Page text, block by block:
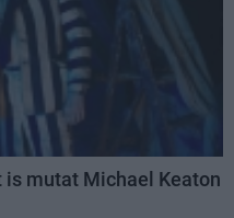
is mutat Michael Keaton